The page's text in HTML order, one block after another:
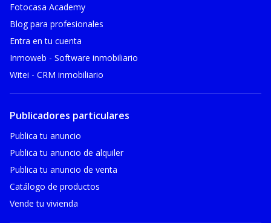
Fotocasa Academy
Blog para profesionales
Entra en tu cuenta
Inmoweb - Software inmobiliario
Witei - CRM inmobiliario
Publicadores particulares
Publica tu anuncio
Publica tu anuncio de alquiler
Publica tu anuncio de venta
Catálogo de productos
Vende tu vivienda